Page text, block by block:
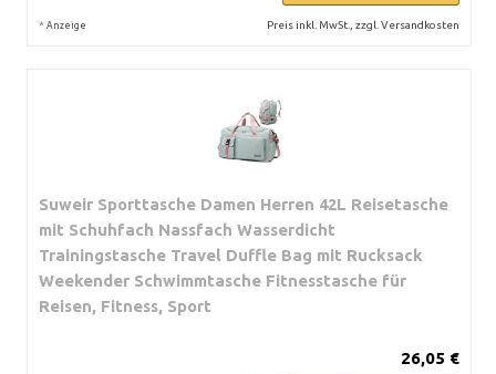
* Anzeige Preis inkl. MwSt., zzgl. Versandkosten
Suweir Sporttasche Damen Herren 42L Reisetasche
mit Schuhfach Nassfach Wasserdicht
Trainingstasche Travel Duffle Bag mit Rucksack
Weekender Schwimmtasche Fitnesstasche für
Reisen, Fitness, Sport
26,05 €